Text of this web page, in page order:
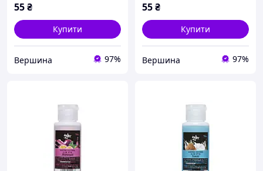
55₴
Купити
Вершина 97%
55₴
Купити
Вершина 97%